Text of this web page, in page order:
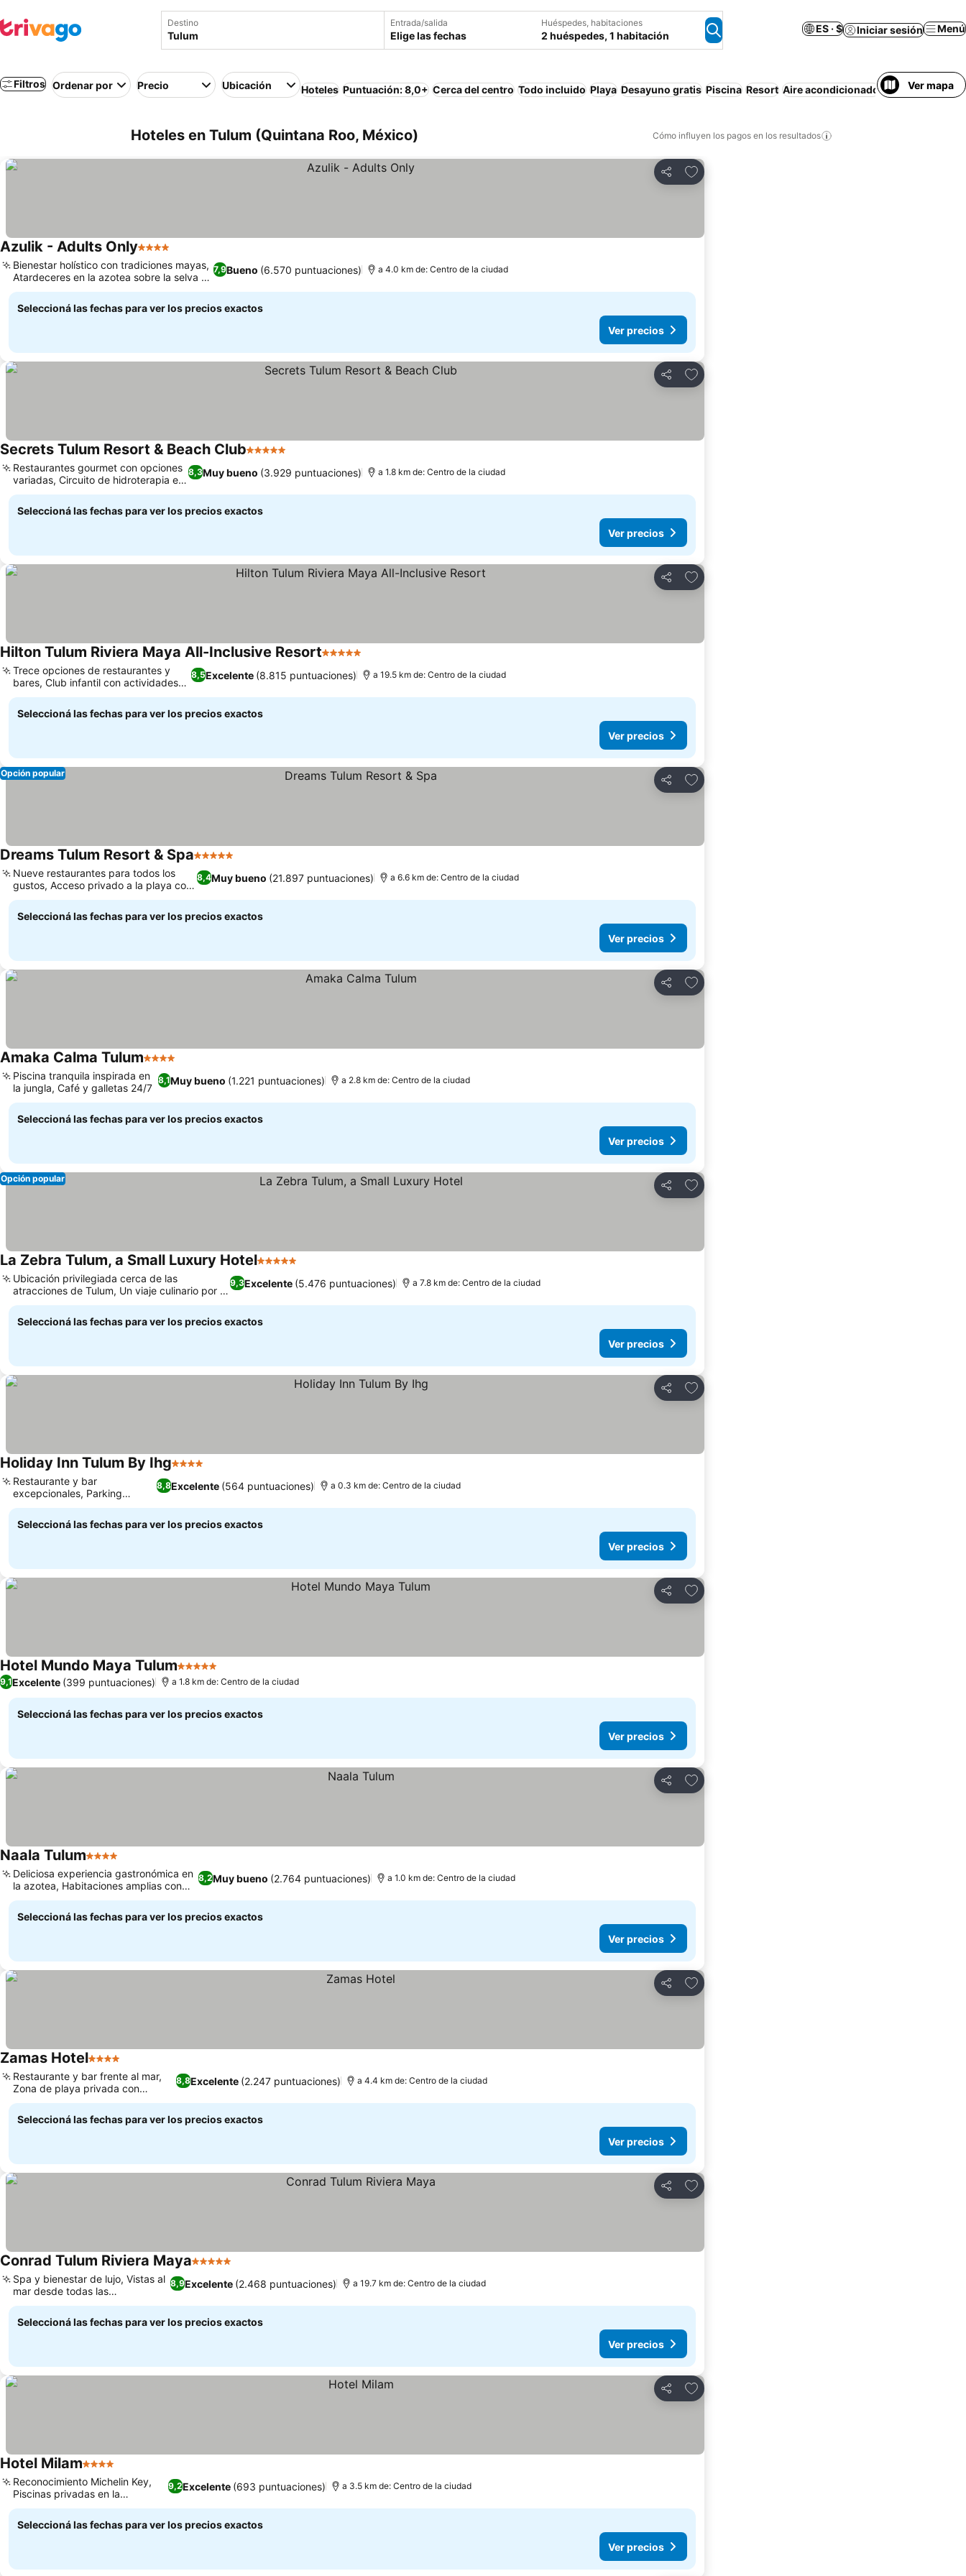
Destino Entrada/salida
Elige las fechas
Huéspedes, habitaciones
2 huéspedes, 1 habitación
ES · $ Iniciar sesión Menú
Filtros Ordenar por Precio Ubicación Hoteles Puntuación: 8,0+ Cerca del centro Todo incluido Playa Desayuno gratis Piscina Resort Aire acondicionado Wi-Fi Solo
Ver mapa
Hoteles en Tulum (Quintana Roo, México) Cómo influyen los pagos en los resultados
Compartir
Añadir a favoritos
Azulik - Adults Only4 Estrellas
7,9Bueno (6.570 puntuaciones)
Bienestar holístico con tradiciones mayas,
Atardeceres en la azotea sobre la selva y
el mar
a 4.0 km de: Centro de la ciudad
Seleccioná las fechas para ver los precios exactos
Ver precios
Compartir
Añadir a favoritos
Secrets Tulum Resort & Beach Club5 Estrellas
8,3Muy bueno (3.929 puntuaciones)
Restaurantes gourmet con opciones
variadas, Circuito de hidroterapia en
el spa
a 1.8 km de: Centro de la ciudad
Seleccioná las fechas para ver los precios exactos
Ver precios
Compartir
Añadir a favoritos
Hilton Tulum Riviera Maya All-Inclusive Resort5 Estrellas
8,5Excelente (8.815 puntuaciones)
Trece opciones de restaurantes y
bares, Club infantil con actividades
divertidas
a 19.5 km de: Centro de la ciudad
Seleccioná las fechas para ver los precios exactos
Ver precios
Compartir
Añadir a favoritos
Opción popular
Dreams Tulum Resort & Spa5 Estrellas
8,4Muy bueno (21.897 puntuaciones)
Nueve restaurantes para todos los
gustos, Acceso privado a la playa con
vistas al mar
a 6.6 km de: Centro de la ciudad
Seleccioná las fechas para ver los precios exactos
Ver precios
Compartir
Añadir a favoritos
Amaka Calma Tulum4 Estrellas
8,1Muy bueno (1.221 puntuaciones)
Piscina tranquila inspirada en
la jungla, Café y galletas 24/7
a 2.8 km de: Centro de la ciudad
Seleccioná las fechas para ver los precios exactos
Ver precios
Compartir
Añadir a favoritos
Opción popular
La Zebra Tulum, a Small Luxury Hotel5 Estrellas
9,3Excelente (5.476 puntuaciones)
Ubicación privilegiada cerca de las
atracciones de Tulum, Un viaje culinario por la
auténtica cocina mexicana
a 7.8 km de: Centro de la ciudad
Seleccioná las fechas para ver los precios exactos
Ver precios
Compartir
Añadir a favoritos
Holiday Inn Tulum By Ihg4 Estrellas
8,8Excelente (564 puntuaciones)
Restaurante y bar
excepcionales, Parking
privado seguro
a 0.3 km de: Centro de la ciudad
Seleccioná las fechas para ver los precios exactos
Ver precios
Compartir
Añadir a favoritos
Hotel Mundo Maya Tulum5 Estrellas
9,1Excelente (399 puntuaciones) a 1.8 km de: Centro de la ciudad
Seleccioná las fechas para ver los precios exactos
Ver precios
Compartir
Añadir a favoritos
Naala Tulum4 Estrellas
8,2Muy bueno (2.764 puntuaciones)
Deliciosa experiencia gastronómica en
la azotea, Habitaciones amplias con
toque local
a 1.0 km de: Centro de la ciudad
Seleccioná las fechas para ver los precios exactos
Ver precios
Compartir
Añadir a favoritos
Zamas Hotel4 Estrellas
8,8Excelente (2.247 puntuaciones)
Restaurante y bar frente al mar,
Zona de playa privada con
tumbonas
a 4.4 km de: Centro de la ciudad
Seleccioná las fechas para ver los precios exactos
Ver precios
Compartir
Añadir a favoritos
Conrad Tulum Riviera Maya5 Estrellas
8,9Excelente (2.468 puntuaciones)
Spa y bienestar de lujo, Vistas al
mar desde todas las
habitaciones
a 19.7 km de: Centro de la ciudad
Seleccioná las fechas para ver los precios exactos
Ver precios
Compartir
Añadir a favoritos
Hotel Milam4 Estrellas
9,2Excelente (693 puntuaciones)
Reconocimiento Michelin Key,
Piscinas privadas en la
habitación
a 3.5 km de: Centro de la ciudad
Seleccioná las fechas para ver los precios exactos
Ver precios